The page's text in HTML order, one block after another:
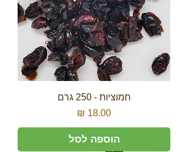
חמוציות - 250 גרם
מחיר
הוספה לסל